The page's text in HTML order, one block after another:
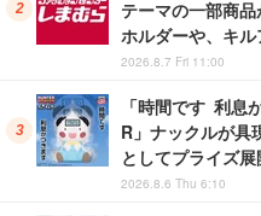
テーマの一部商
ホルダーや、キ
2026.8.7 Fri 11:00
「時間です 利息
R」ナックルが具
としてプライズ展
2026.8.6 Thu 6:10